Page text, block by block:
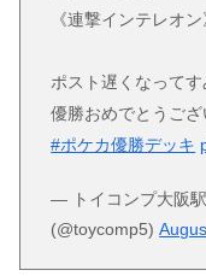
《連撃インテレオン
ポスト遅くなって
優勝おめでとうご
#ポケカ優勝デッキ
— トイコンプ大阪
(@toycomp5)